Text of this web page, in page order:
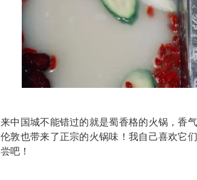
来中国城不能错过的就是蜀香格的火锅，香
伦敦也带来了正宗的火锅味！我自己喜欢它
尝吧！